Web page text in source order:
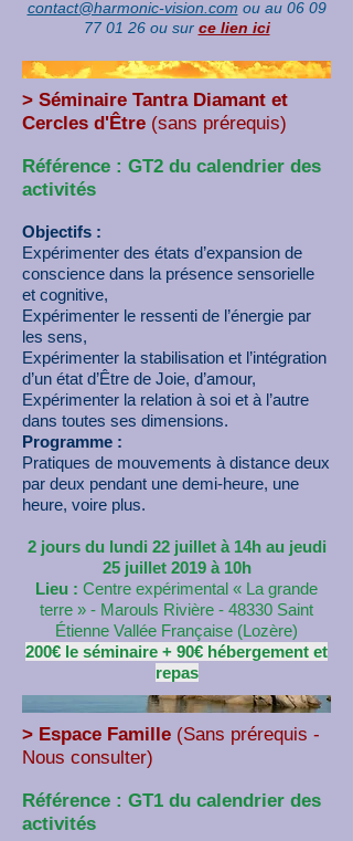
contact@harmonic-vision.com ou au 06 09
77 01 26 ou sur ce lien ici
> Séminaire Tantra Diamant et
Cercles d'Être (sans prérequis)
Référence : GT2 du calendrier des
activités
Objectifs :
Expérimenter des états d’expansion de
conscience dans la présence sensorielle
et cognitive,
Expérimenter le ressenti de l’énergie par
les sens,
Expérimenter la stabilisation et l’intégration
d’un état d’Être de Joie, d’amour,
Expérimenter la relation à soi et à l’autre
dans toutes ses dimensions.
Programme :
Pratiques de mouvements à distance deux
par deux pendant une demi-heure, une
heure, voire plus.
2 jours du lundi 22 juillet à 14h au jeudi
25 juillet 2019 à 10h
Lieu : Centre expérimental « La grande
terre » - Marouls Rivière - 48330 Saint
Étienne Vallée Française (Lozère)
200€ le séminaire + 90€ hébergement et
repas
> Espace Famille (Sans prérequis -
Nous consulter)
Référence : GT1 du calendrier des
activités